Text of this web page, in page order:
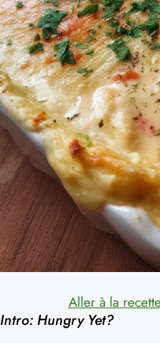
Aller à la recette
Intro: Hungry Yet?